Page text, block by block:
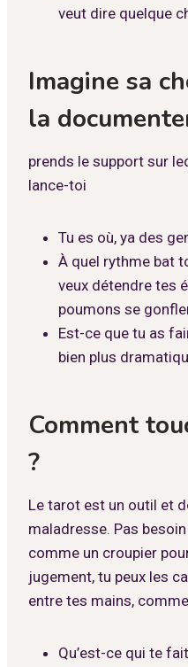
veut dire quelque
Imagine sa
la
prends le support sur
lance-toi
Tu es où, ya des
À quel rythme bat
veux détendre tes
poumons se
Est-ce que tu as
bien plus
Comment
?
Le tarot est un outil et
maladresse. Pas
comme un croupier
jugement, tu peux les
entre tes mains,
Qu’est-ce qui te